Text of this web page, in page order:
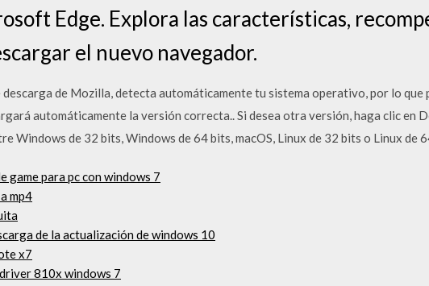
Edge. Explora las características,
el nuevo navegador.
de Mozilla, detecta automáticamente tu sistema operativo, por lo que
automáticamente la versión correcta.. Si desea otra versión, haga clic en
Windows de 32 bits, Windows de 64 bits, macOS, Linux de 32 bits o Linux de
game para pc con windows 7
mp4
de la actualización de windows 10
x7
810x windows 7